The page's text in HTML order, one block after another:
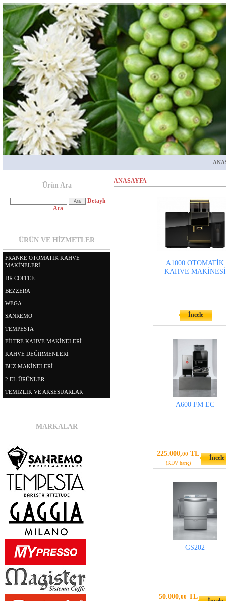
Ürün Ara
Detaylı
Ara
ÜRÜN VE HİZMETLER
FRANKE OTOMATİK KAHVE
MAKİNELERİ
DR.COFFEE
BEZZERA
WEGA
SANREMO
TEMPESTA
FİLTRE KAHVE MAKİNELERİ
KAHVE DEĞİRMENLERİ
BUZ MAKİNELERİ
2 EL ÜRÜNLER
TEMİZLİK VE AKSESUARLAR
MARKALAR
ANASAYFA
A1000 OTOMATİK
KAHVE MAKİNESİ
İncele
A600 FM EC
225.000,00 TL
(KDV hariç)
İncele
GS202
50.000,00 TL